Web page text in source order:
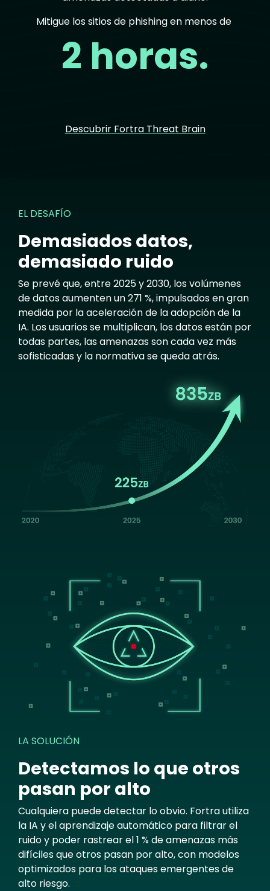
Mitigue los sitios de phishing en menos de
2 horas.
Descubrir Fortra Threat Brain
EL DESAFÍO
Demasiados datos,
demasiado ruido
Se prevé que, entre 2025 y 2030, los volúmenes
de datos aumenten un 271 %, impulsados en gran
medida por la aceleración de la adopción de la
IA. Los usuarios se multiplican, los datos están por
todas partes, las amenazas son cada vez más
sofisticadas y la normativa se queda atrás.
LA SOLUCIÓN
Detectamos lo que otros
pasan por alto
Cualquiera puede detectar lo obvio. Fortra utiliza
la IA y el aprendizaje automático para filtrar el
ruido y poder rastrear el 1 % de amenazas más
difíciles que otros pasan por alto, con modelos
optimizados para los ataques emergentes de
alto riesgo.